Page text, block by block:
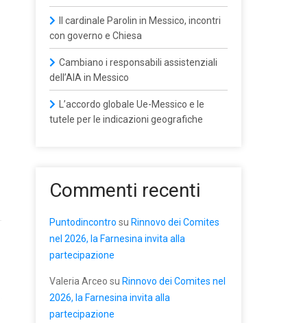
Il cardinale Parolin in Messico, incontri
con governo e Chiesa
Cambiano i responsabili assistenziali
dell’AIA in Messico
L’accordo globale Ue-Messico e le
tutele per le indicazioni geografiche
Commenti recenti
Puntodincontro su Rinnovo dei Comites
nel 2026, la Farnesina invita alla
partecipazione
Valeria Arceo su Rinnovo dei Comites nel
2026, la Farnesina invita alla
partecipazione